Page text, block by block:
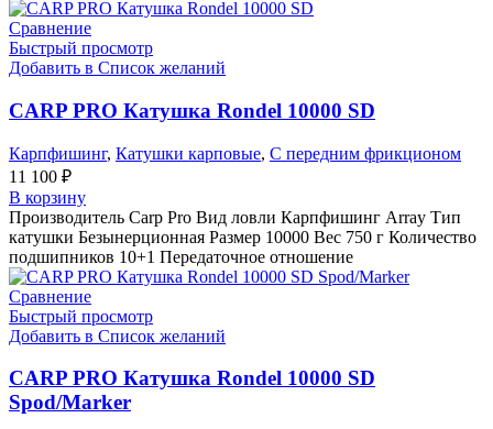
Сравнение
Быстрый просмотр
Добавить в Список желаний
CARP PRO Катушкa Rondel 10000 SD
Карпфишинг, Катушки карповые, С передним фрикционом
11 100 ₽
В корзину
Производитель Carp Pro Вид ловли Карпфишинг Array Тип
катушки Безынерционная Размер 10000 Вес 750 г Количество
подшипников 10+1 Передаточное отношение
Сравнение
Быстрый просмотр
Добавить в Список желаний
CARP PRO Катушкa Rondel 10000 SD
Spod/Marker